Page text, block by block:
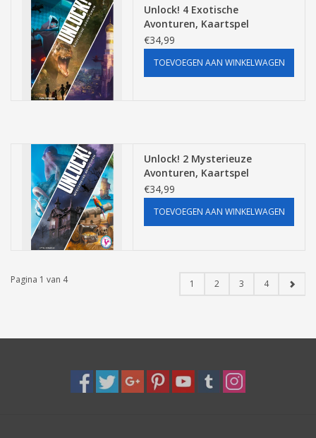
Unlock! 4 Exotische
Avonturen, Kaartspel
€34,99
TOEVOEGEN AAN WINKELWAGEN
Unlock! 2 Mysterieuze
Avonturen, Kaartspel
€34,99
TOEVOEGEN AAN WINKELWAGEN
Pagina 1 van 4 1 2 3 4